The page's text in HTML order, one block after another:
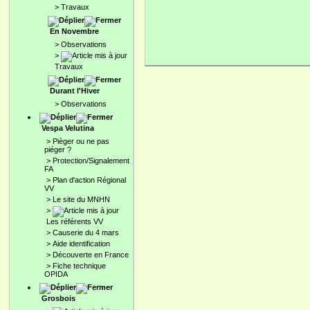
> Travaux
En Novembre
> Observations
>
Travaux
Durant l'Hiver
> Observations
Vespa Velutina
> Pièger ou ne pas
piéger ?
> Protection/Signalement
FA
> Plan d'action Régional
VV
> Le site du MNHN
>
Les référents VV
> Causerie du 4 mars
> Aide identification
> Découverte en France
> Fiche technique
OPIDA
Grosbois